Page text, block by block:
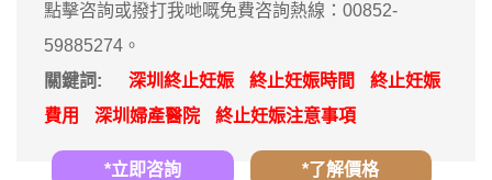
點擊咨詢或撥打我哋嘅免費咨詢熱線：00852-
59885274。
關鍵詞:
深圳終止妊娠 終止妊娠時間
終止妊娠
費用
深圳婦產醫院 終止妊娠注意事項
*立即咨詢 *了解價格